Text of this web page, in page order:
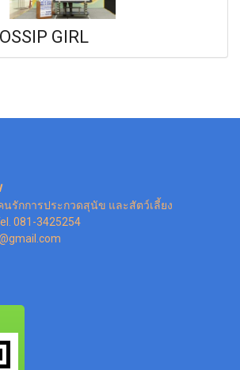
GIRL
นรักการประกวดสุนัข และสัตว์เลี้ยง
081-3425254